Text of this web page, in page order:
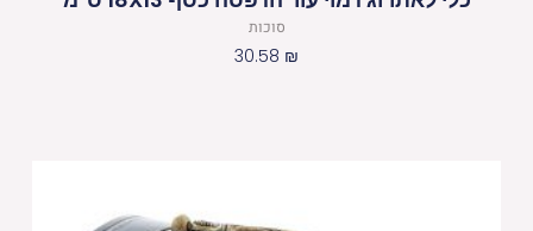
סוכות
30.58 ₪